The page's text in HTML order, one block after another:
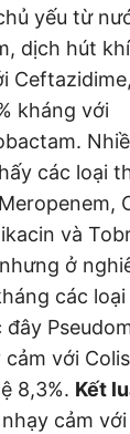
yếu từ
dịch hút
kháng với
các loại
và
ở
các
với
8,3%. Kết
cảm